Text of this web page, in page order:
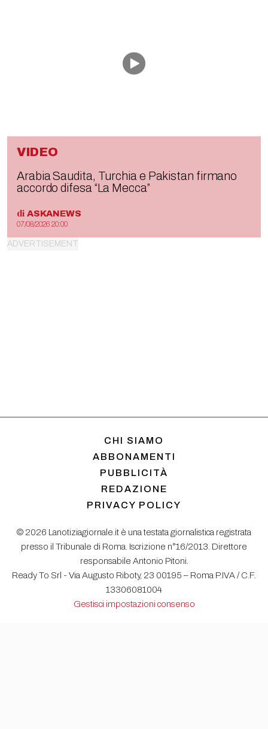
VIDEO
Arabia Saudita, Turchia e Pakistan firmano
accordo difesa “La Mecca”
di ASKANEWS
07/08/2026 20:00
CHI SIAMO
ABBONAMENTI
PUBBLICITÀ
REDAZIONE
PRIVACY POLICY
© 2026 Lanotiziagiornale.it è una testata giornalistica registrata
presso il Tribunale di Roma. Iscrizione n°16/2013. Direttore
responsabile Antonio Pitoni.
Ready To Srl - Via Augusto Riboty, 23 00195 – Roma P.IVA / C.F.
13306081004
Gestisci impostazioni consenso